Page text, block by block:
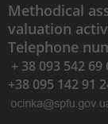
Methodical
valuation
Telephone
+ 38 093 542 69
+38 095 142 91